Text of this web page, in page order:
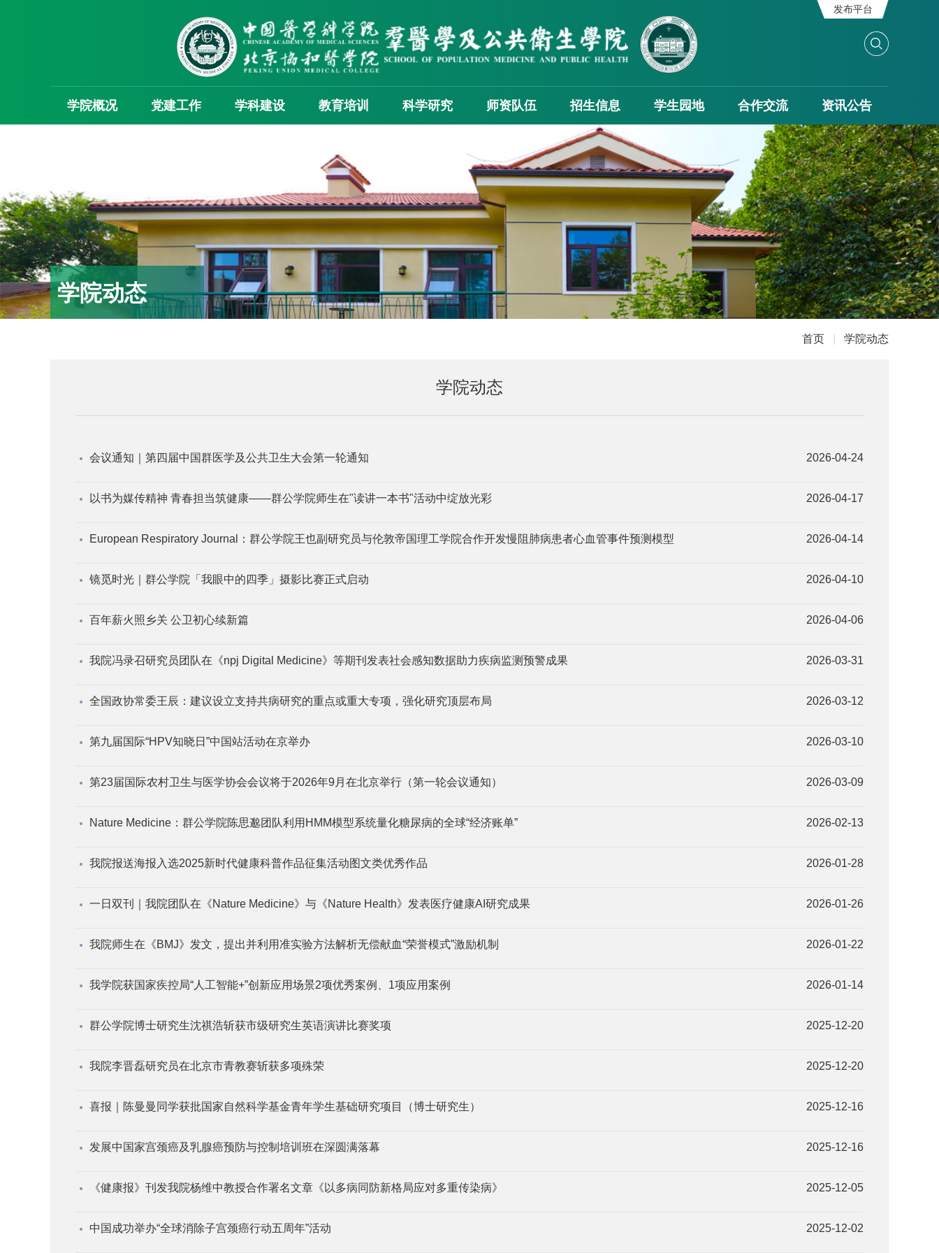
发布平台
学院概况 党建工作 学科建设 教育培训 科学研究 师资队伍 招生信息 学生园地 合作交流 资讯公告
学院动态
首页 学院动态
学院动态
2026-04-24
会议通知｜第四届中国群医学及公共卫生大会第一轮通知
2026-04-17
以书为媒传精神 青春担当筑健康——群公学院师生在"读讲一本书"活动中绽放光彩
2026-04-14
European Respiratory Journal：群公学院王也副研究员与伦敦帝国理工学院合作开发慢阻肺病患者心血管事件预测模型
2026-04-10
镜觅时光｜群公学院「我眼中的四季」摄影比赛正式启动
2026-04-06
百年薪火照乡关 公卫初心续新篇
2026-03-31
我院冯录召研究员团队在《npj Digital Medicine》等期刊发表社会感知数据助力疾病监测预警成果
2026-03-12
全国政协常委王辰：建议设立支持共病研究的重点或重大专项，强化研究顶层布局
2026-03-10
第九届国际“HPV知晓日”中国站活动在京举办
2026-03-09
第23届国际农村卫生与医学协会会议将于2026年9月在北京举行（第一轮会议通知）
2026-02-13
Nature Medicine：群公学院陈思邈团队利用HMM模型系统量化糖尿病的全球“经济账单”
2026-01-28
我院报送海报入选2025新时代健康科普作品征集活动图文类优秀作品
2026-01-26
一日双刊｜我院团队在《Nature Medicine》与《Nature Health》发表医疗健康AI研究成果
2026-01-22
我院师生在《BMJ》发文，提出并利用准实验方法解析无偿献血“荣誉模式”激励机制
2026-01-14
我学院获国家疾控局“人工智能+”创新应用场景2项优秀案例、1项应用案例
2025-12-20
群公学院博士研究生沈祺浩斩获市级研究生英语演讲比赛奖项
2025-12-20
我院李晋磊研究员在北京市青教赛斩获多项殊荣
2025-12-16
喜报｜陈曼曼同学获批国家自然科学基金青年学生基础研究项目（博士研究生）
2025-12-16
发展中国家宫颈癌及乳腺癌预防与控制培训班在深圆满落幕
2025-12-05
《健康报》刊发我院杨维中教授合作署名文章《以多病同防新格局应对多重传染病》
2025-12-02
中国成功举办“全球消除子宫颈癌行动五周年”活动